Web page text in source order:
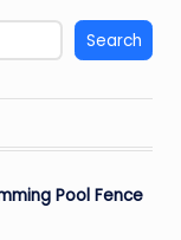
Search
Pool Fence